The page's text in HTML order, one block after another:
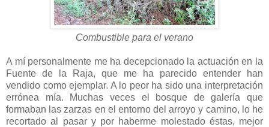
Combustible para el verano
A mí personalmente me ha decepcionado la actuación en la
Fuente de la Raja, que me ha parecido entender han
vendido como ejemplar. A lo peor ha sido una interpretación
errónea mía. Muchas veces el bosque de galería que
formaban las zarzas en el entorno del arroyo y camino, lo he
recortado al pasar y por haberme molestado éstas, mejor